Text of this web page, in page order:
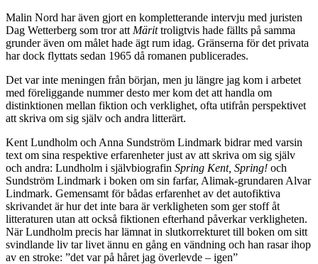
Malin Nord har även gjort en kompletterande intervju med juristen
Dag Wetterberg som tror att Märittroligtvis hade fällts på samma
grunder även om målet hade ägt rum idag. Gränserna för det privata
har dock flyttats sedan 1965 då romanen publicerades.
Det var inte meningen från början, men ju längre jag kom i arbetet
med föreliggande nummer desto mer kom det att handla om
distinktionen mellan fiktion och verklighet, ofta utifrån perspektivet
att skriva om sig själv och andra litterärt.
Kent Lundholm och Anna Sundström Lindmark bidrar med varsin
text om sina respektive erfarenheter just av att skriva om sig själv
och andra: Lundholm i självbiografin Spring Kent, Spring! och
Sundström Lindmark i boken om sin farfar, Alimak-grundaren Alvar
Lindmark. Gemensamt för bådas erfarenhet av det autofiktiva
skrivandet är hur det inte bara är verkligheten som ger stoff åt
litteraturen utan att också fiktionen efterhand påverkar verkligheten.
När Lundholm precis har lämnat in slutkorrekturet till boken om sitt
svindlande liv tar livet ännu en gång en vändning och han rasar ihop
av en stroke: ”det var på håret jag överlevde – igen”